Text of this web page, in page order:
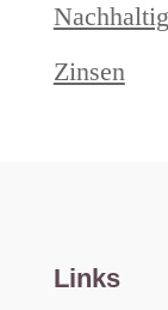
Zinsen
Links